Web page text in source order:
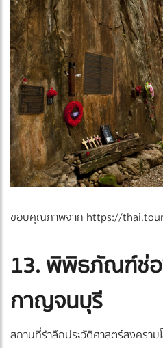
ขอบคุณภาพจาก https://
13. พิพิธภัณฑ์ช่อ
กาญจนบุรี
สถานที่รำลึกประวัติศาสตร์สงครา